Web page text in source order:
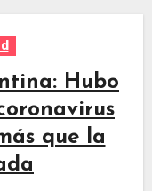
Hubo
que la